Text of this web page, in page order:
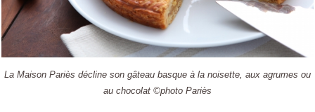
La Maison Pariès décline son gâteau basque à la noisette, aux agrumes ou
au chocolat ©photo Pariès